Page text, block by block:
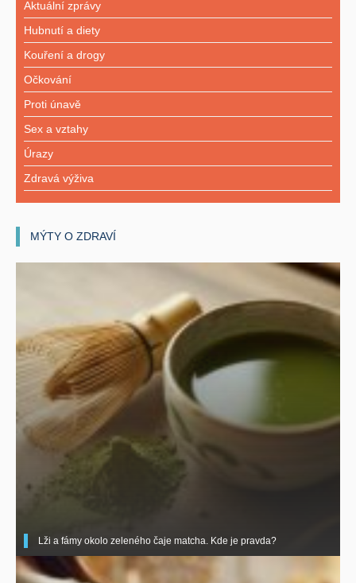
Aktuální zprávy
Hubnutí a diety
Kouření a drogy
Očkování
Proti únavě
Sex a vztahy
Úrazy
Zdravá výživa
MÝTY O ZDRAVÍ
Lži a fámy okolo zeleného čaje matcha. Kde je pravda?